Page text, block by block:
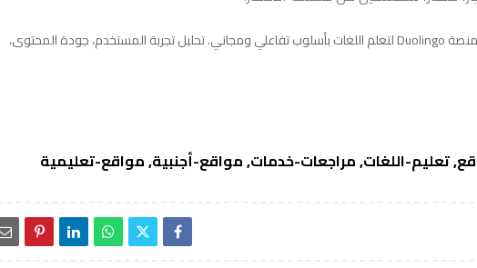
✅ وصف المقال (Meta Description): مراجعة منصة Duolingo لتعلم اللغات بأسلوب تفاعلي ومجاني. تحليل تجربة المستخدم، جودة المحتوى،
تعليم-اللغات مراجعات-خدمات مواقع-أجنبية مواقع-تعليمية